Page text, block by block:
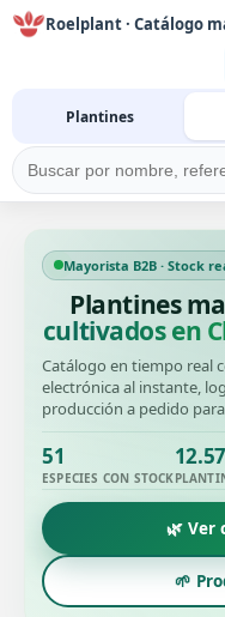
Roelplant · Catálogo
Plantines
Mayorista B2B · Stock
Plantines
cultivados en
Catálogo en tiempo real
electrónica al instante,
producción a pedido
51
ESPECIES CON STOCK
🌿 Ver
🌱